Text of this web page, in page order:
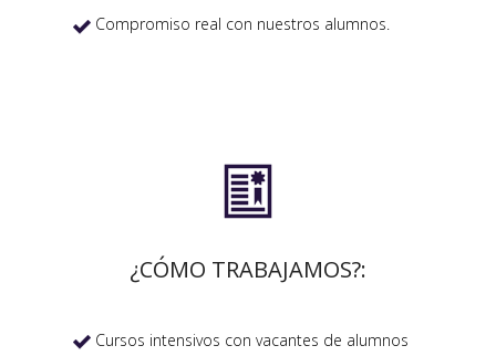
 Compromiso real con nuestros alumnos.

¿CÓMO TRABAJAMOS?:
 Cursos intensivos con vacantes de alumnos